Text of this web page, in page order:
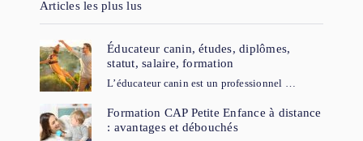
Articles les plus lus
Éducateur canin, études, diplômes,
statut, salaire, formation
L’éducateur canin est un professionnel …
Formation CAP Petite Enfance à distance
: avantages et débouchés